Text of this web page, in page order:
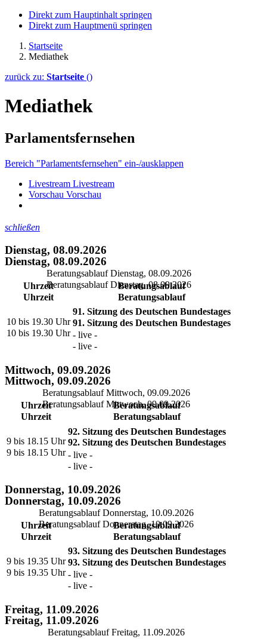
Direkt zum Hauptinhalt springen
Direkt zum Hauptmenü springen
Startseite
Mediathek
zurück zu: Startseite ()
Mediathek
Parlamentsfernsehen
Bereich "Parlamentsfernsehen" ein-/ausklappen
Livestream Livestream
Vorschau Vorschau
schließen
Dienstag, 08.09.2026
Beratungsablauf Dienstag, 08.09.2026
Uhrzeit
Beratungsablauf
10 bis 19.30 Uhr
91. Sitzung des Deutschen Bundestages
- live -
Mittwoch, 09.09.2026
Beratungsablauf Mittwoch, 09.09.2026
Uhrzeit
Beratungsablauf
9 bis 18.15 Uhr
92. Sitzung des Deutschen Bundestages
- live -
Donnerstag, 10.09.2026
Beratungsablauf Donnerstag, 10.09.2026
Uhrzeit
Beratungsablauf
9 bis 19.35 Uhr
93. Sitzung des Deutschen Bundestages
- live -
Freitag, 11.09.2026
Beratungsablauf Freitag, 11.09.2026
Dienstag, 08.09.2026
Beratungsablauf Dienstag, 08.09.2026
Uhrzeit
Beratungsablauf
10 bis 19.30 Uhr
91. Sitzung des Deutschen Bundestages
- live -
Mittwoch, 09.09.2026
Beratungsablauf Mittwoch, 09.09.2026
Uhrzeit
Beratungsablauf
9 bis 18.15 Uhr
92. Sitzung des Deutschen Bundestages
- live -
Donnerstag, 10.09.2026
Beratungsablauf Donnerstag, 10.09.2026
Uhrzeit
Beratungsablauf
9 bis 19.35 Uhr
93. Sitzung des Deutschen Bundestages
- live -
Freitag, 11.09.2026